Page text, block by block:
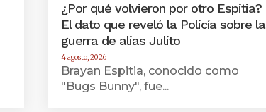
¿Por qué volvieron por otro Espitia?
El dato que reveló la Policía sobre la
guerra de alias Julito
4 agosto, 2026
Brayan Espitia, conocido como
"Bugs Bunny", fue...